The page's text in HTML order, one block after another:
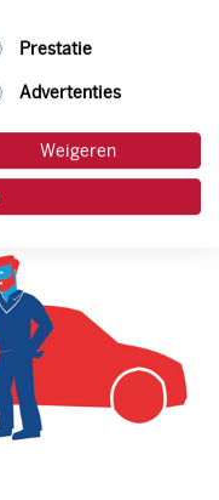
Prestatie
Advertenties
Weigeren